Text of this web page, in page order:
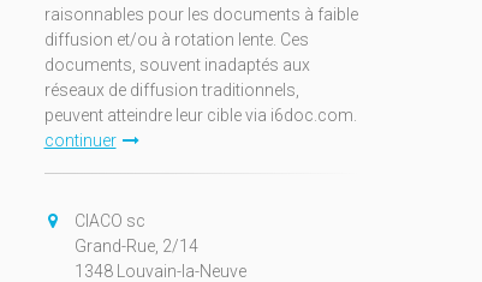
raisonnables pour les documents à faible
diffusion et/ou à rotation lente. Ces
documents, souvent inadaptés aux
réseaux de diffusion traditionnels,
peuvent atteindre leur cible via i6doc.com.
continuer
CIACO sc
Grand-Rue, 2/14
1348 Louvain-la-Neuve